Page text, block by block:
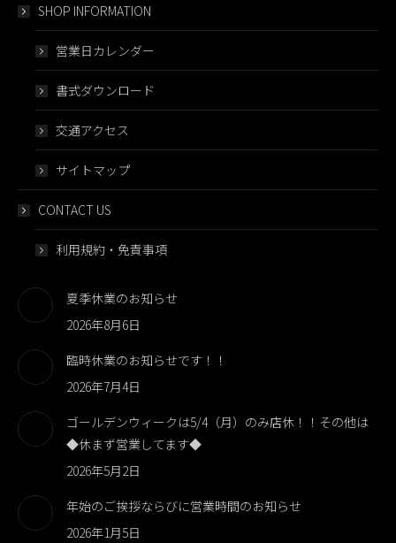
SHOP INFORMATION
営業日カレンダー
書式ダウンロード
交通アクセス
サイトマップ
CONTACT US
利用規約・免責事項
夏季休業のお知らせ
2026年8月6日
臨時休業のお知らせです！！
2026年7月4日
ゴールデンウィークは5/4（月）のみ店休！！その他は
◆休まず営業してます◆
2026年5月2日
年始のご挨拶ならびに営業時間のお知らせ
2026年1月5日